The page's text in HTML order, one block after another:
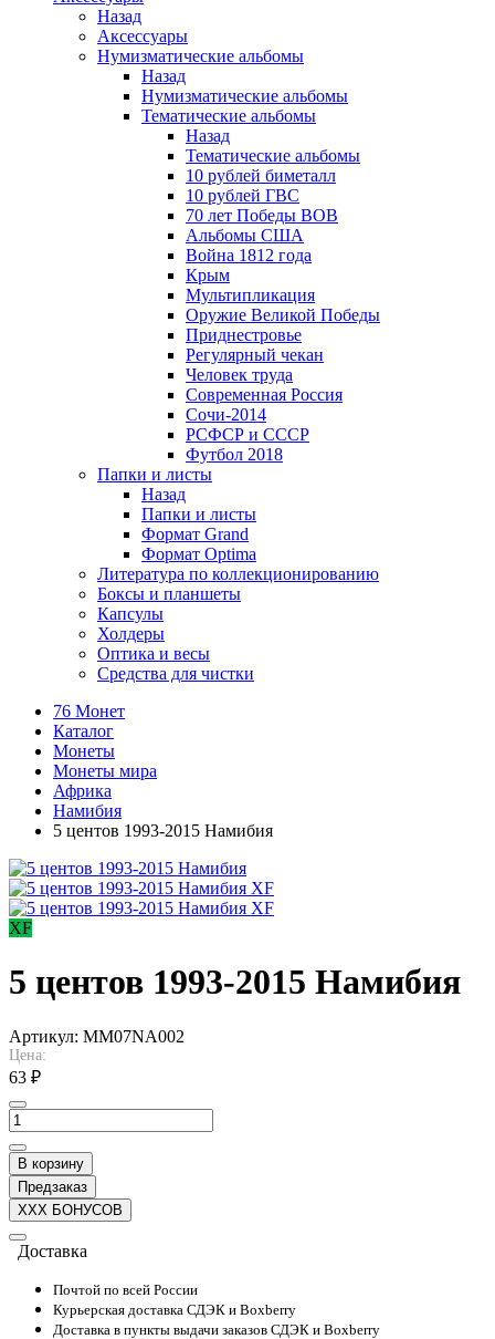
Назад
Аксессуары
Нумизматические альбомы
Назад
Нумизматические альбомы
Тематические альбомы
Назад
Тематические альбомы
10 рублей биметалл
10 рублей ГВС
70 лет Победы ВОВ
Альбомы США
Война 1812 года
Крым
Мультипликация
Оружие Великой Победы
Приднестровье
Регулярный чекан
Человек труда
Современная Россия
Сочи-2014
РСФСР и СССР
Футбол 2018
Папки и листы
Назад
Папки и листы
Формат Grand
Формат Optima
Литература по коллекционированию
Боксы и планшеты
Капсулы
Холдеры
Оптика и весы
Средства для чистки
76 Монет
Каталог
Монеты
Монеты мира
Африка
Намибия
5 центов 1993-2015 Намибия
XF
5 центов 1993-2015 Намибия
Артикул: MM07NA002
Цена:
63 ₽
В корзину
Предзаказ
XXX БОНУСОВ
Доставка
Почтой по всей России
Курьерская доставка СДЭК и Boxberry
Доставка в пункты выдачи заказов СДЭК и Boxberry